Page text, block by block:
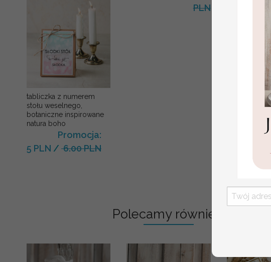
tabliczka z numerem
stołu weselnego,
botaniczne inspirowane
natura boho
Promocja:
5 PLN / 6.00 PLN
PLN
Polecamy również: